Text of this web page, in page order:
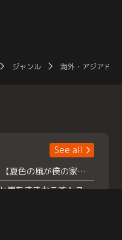
ジャンル 海外・アジアドラ
See all
浮所飛貴主演！ 【夏色の風が僕の家にやってきた】 本日よりテラサで独占配信スタート！
『夏色の雲が恋と嵐をまきおこす』スペシャルメイキング 【Part1】2026年７月18日（土）23時30分～配信スタート！話題のシーンの裏側を大公開！豪華キャスト大集合！ 『武宮家 真夏の家族会議』開催！